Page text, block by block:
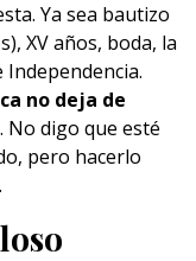
Ya sea bautizo
XV años, boda, la
no deja de
. No digo que esté
pero hacerlo